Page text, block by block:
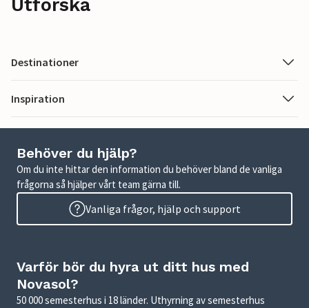
Utforska
Destinationer
Inspiration
Behöver du hjälp?
Om du inte hittar den information du behöver bland de vanliga
frågorna så hjälper vårt team gärna till.
Vanliga frågor, hjälp och support
Varför bör du hyra ut ditt hus med
Novasol?
50 000 semesterhus i 18 länder. Uthyrning av semesterhus